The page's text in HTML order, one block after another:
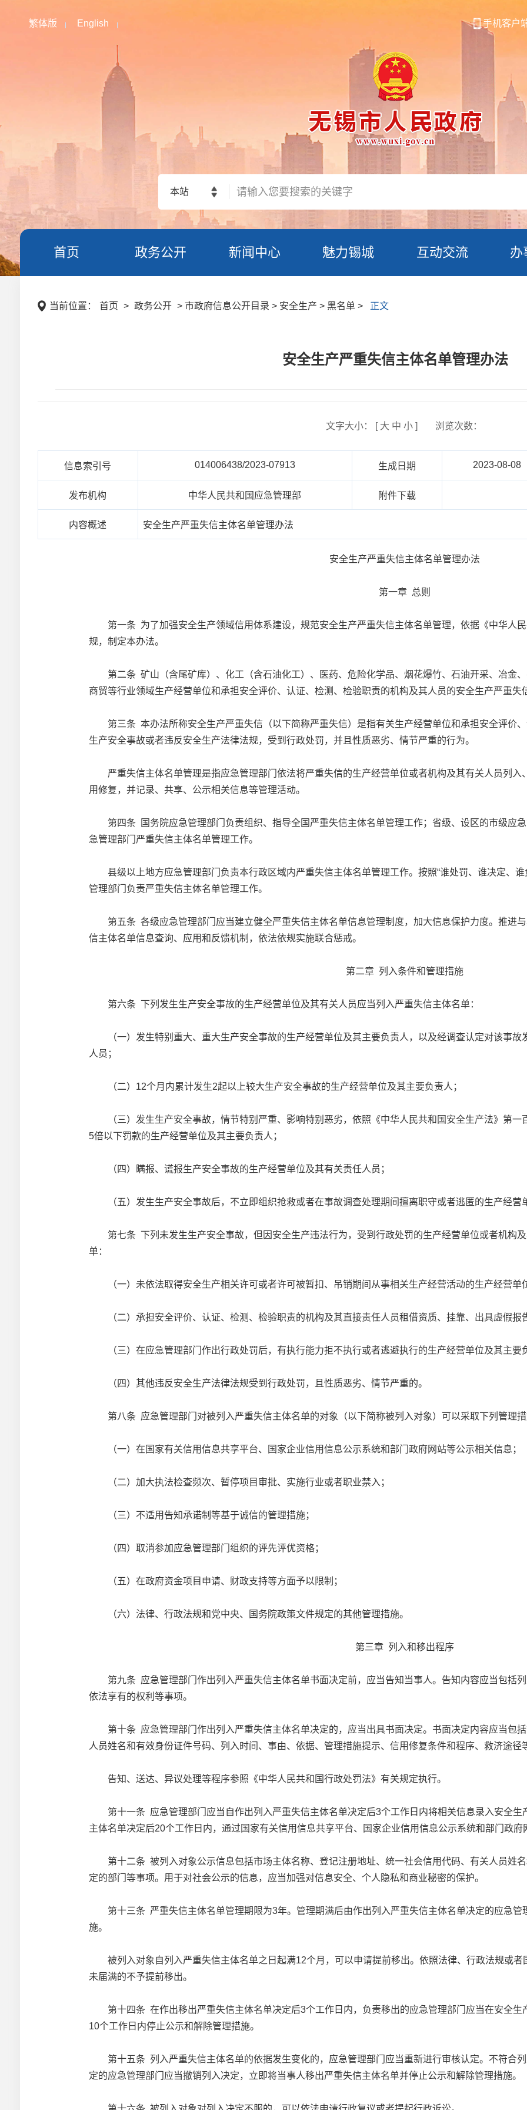
繁体版 English 手机客户
本站
首页 政务公开 新闻中心 魅力锡城 互动交流 办
当前位置： 首页 > 政务公开 > 市政府信息公开目录 > 安全生产 > 黑名单 > 正文
安全生产严重失信主体名单管理办法
文字大小： [ 大 中 小] 浏览次数：
信息索引号 014006438/2023-07913 生成日期 2023-08-08
发布机构 中华人民共和国应急管理部 附件下载
内容概述 安全生产严重失信主体名单管理办法
安全生产严重失信主体名单管理办法
第一章 总则
第一条 为了加强安全生产领域信用体系建设，规范安全生产严重失信主体名单管理，依据《中华人
规，制定本办法。
第二条 矿山（含尾矿库）、化工（含石油化工）、医药、危险化学品、烟花爆竹、石油开采、冶金、
商贸等行业领域生产经营单位和承担安全评价、认证、检测、检验职责的机构及其人员的安全生产严重失
第三条 本办法所称安全生产严重失信（以下简称严重失信）是指有关生产经营单位和承担安全评价、
生产安全事故或者违反安全生产法律法规，受到行政处罚，并且性质恶劣、情节严重的行为。
严重失信主体名单管理是指应急管理部门依法将严重失信的生产经营单位或者机构及其有关人员列入
用修复，并记录、共享、公示相关信息等管理活动。
第四条 国务院应急管理部门负责组织、指导全国严重失信主体名单管理工作；省级、设区的市级应
急管理部门严重失信主体名单管理工作。
县级以上地方应急管理部门负责本行政区域内严重失信主体名单管理工作。按照“谁处罚、谁决定、谁
管理部门负责严重失信主体名单管理工作。
第五条 各级应急管理部门应当建立健全严重失信主体名单信息管理制度，加大信息保护力度。推进
信主体名单信息查询、应用和反馈机制，依法依规实施联合惩戒。
第二章 列入条件和管理措施
第六条 下列发生生产安全事故的生产经营单位及其有关人员应当列入严重失信主体名单：
（一）发生特别重大、重大生产安全事故的生产经营单位及其主要负责人，以及经调查认定对该事故
人员；
（二）12个月内累计发生2起以上较大生产安全事故的生产经营单位及其主要负责人；
（三）发生生产安全事故，情节特别严重、影响特别恶劣，依照《中华人民共和国安全生产法》第一
5倍以下罚款的生产经营单位及其主要负责人；
（四）瞒报、谎报生产安全事故的生产经营单位及其有关责任人员；
（五）发生生产安全事故后，不立即组织抢救或者在事故调查处理期间擅离职守或者逃匿的生产经营
第七条 下列未发生生产安全事故，但因安全生产违法行为，受到行政处罚的生产经营单位或者机构及
单：
（一）未依法取得安全生产相关许可或者许可被暂扣、吊销期间从事相关生产经营活动的生产经营单
（二）承担安全评价、认证、检测、检验职责的机构及其直接责任人员租借资质、挂靠、出具虚假报
（三）在应急管理部门作出行政处罚后，有执行能力拒不执行或者逃避执行的生产经营单位及其主要
（四）其他违反安全生产法律法规受到行政处罚，且性质恶劣、情节严重的。
第八条 应急管理部门对被列入严重失信主体名单的对象（以下简称被列入对象）可以采取下列管理措
（一）在国家有关信用信息共享平台、国家企业信用信息公示系统和部门政府网站等公示相关信息；
（二）加大执法检查频次、暂停项目审批、实施行业或者职业禁入；
（三）不适用告知承诺制等基于诚信的管理措施；
（四）取消参加应急管理部门组织的评先评优资格；
（五）在政府资金项目申请、财政支持等方面予以限制；
（六）法律、行政法规和党中央、国务院政策文件规定的其他管理措施。
第三章 列入和移出程序
第九条 应急管理部门作出列入严重失信主体名单书面决定前，应当告知当事人。告知内容应当包括
依法享有的权利等事项。
第十条 应急管理部门作出列入严重失信主体名单决定的，应当出具书面决定。书面决定内容应当包
人员姓名和有效身份证件号码、列入时间、事由、依据、管理措施提示、信用修复条件和程序、救济途径
告知、送达、异议处理等程序参照《中华人民共和国行政处罚法》有关规定执行。
第十一条 应急管理部门应当自作出列入严重失信主体名单决定后3个工作日内将相关信息录入安全生
主体名单决定后20个工作日内，通过国家有关信用信息共享平台、国家企业信用信息公示系统和部门政府
第十二条 被列入对象公示信息包括市场主体名称、登记注册地址、统一社会信用代码、有关人员姓
定的部门等事项。用于对社会公示的信息，应当加强对信息安全、个人隐私和商业秘密的保护。
第十三条 严重失信主体名单管理期限为3年。管理期满后由作出列入严重失信主体名单决定的应急管
施。
被列入对象自列入严重失信主体名单之日起满12个月，可以申请提前移出。依照法律、行政法规或者
未届满的不予提前移出。
第十四条 在作出移出严重失信主体名单决定后3个工作日内，负责移出的应急管理部门应当在安全生
10个工作日内停止公示和解除管理措施。
第十五条 列入严重失信主体名单的依据发生变化的，应急管理部门应当重新进行审核认定。不符合
定的应急管理部门应当撤销列入决定，立即将当事人移出严重失信主体名单并停止公示和解除管理措施。